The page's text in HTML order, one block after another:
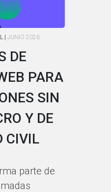
| JUNIO 2026
DE
PARA
SIN
Y DE
CIVIL
parte de